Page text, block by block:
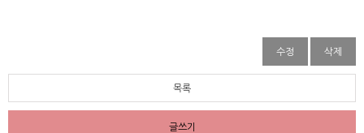
수정 삭제
목록
글쓰기